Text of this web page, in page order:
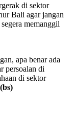
di sektor
Bali agar jangan
memanggil
apa benar ada
persoalan di
di sektor
(bs)